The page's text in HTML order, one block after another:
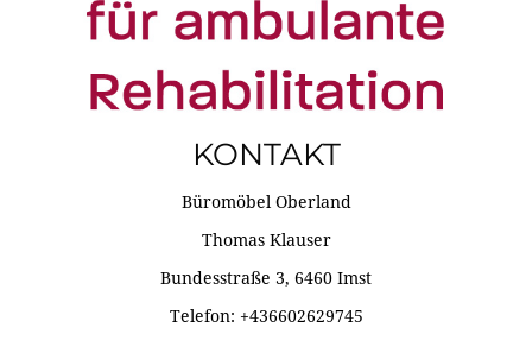
KONTAKT
Büromöbel Oberland
Thomas Klauser
Bundesstraße 3, 6460 Imst
Telefon: +436602629745